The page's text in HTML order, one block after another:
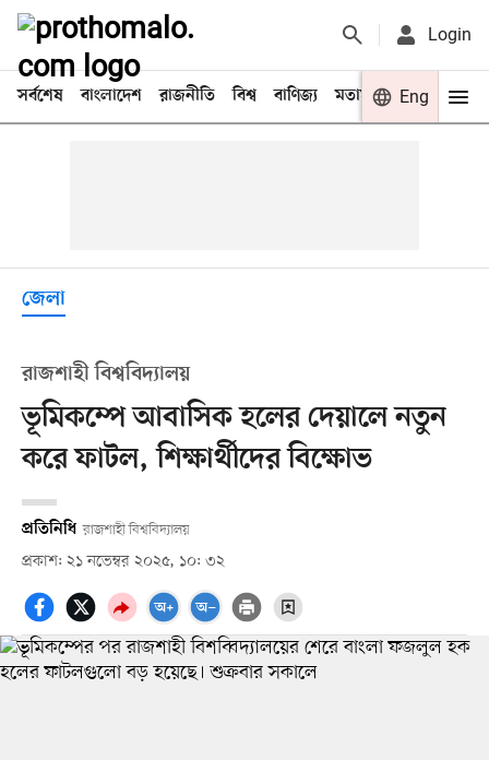
Login
সর্বশেষ বাংলাদেশ রাজনীতি বিশ্ব বাণিজ্য মতামত খেলা
Eng
জেলা
রাজশাহী বিশ্ববিদ্যালয়
ভূমিকম্পে আবাসিক হলের দেয়ালে নতুন
করে ফাটল, শিক্ষার্থীদের বিক্ষোভ
প্রতিনিধি রাজশাহী বিশ্ববিদ্যালয়
প্রকাশ: ২১ নভেম্বর ২০২৫, ১০: ৩২